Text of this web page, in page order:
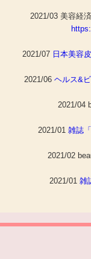
2021/03 美容経
2021/07 日本美容
2021/06 ヘルス&
2021/04
2021/01 雑誌
2021/02
2021/01 雑